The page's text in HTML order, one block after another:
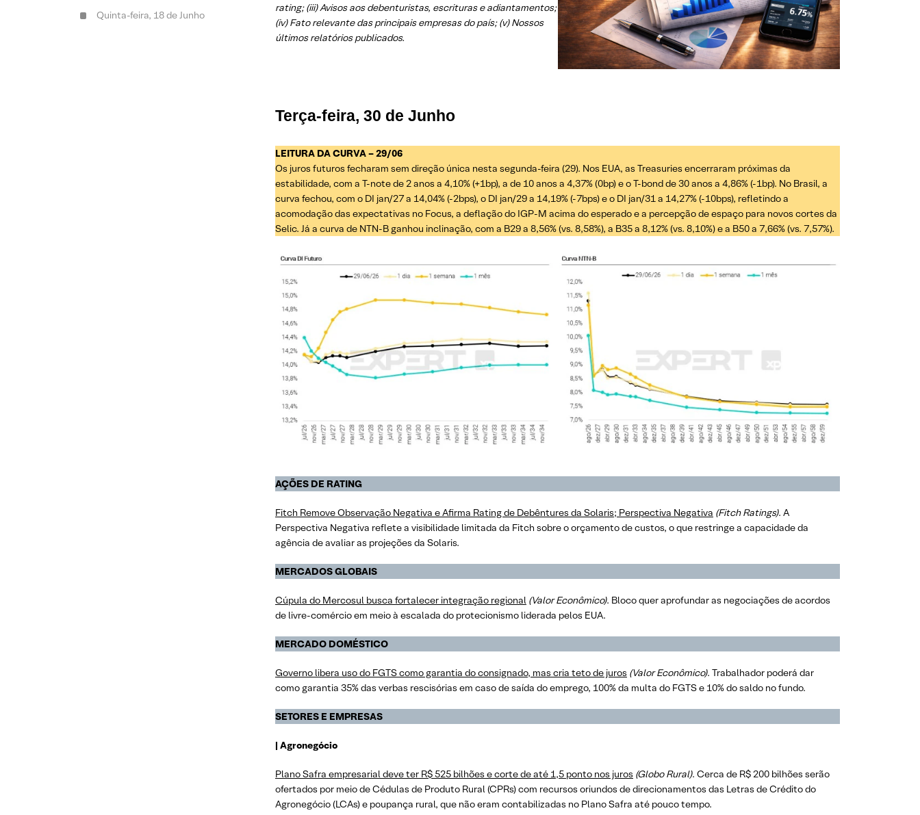
Quinta-feira, 18 de Junho
rating; (iii) Avisos aos debenturistas, escrituras e adiantamentos;
(iv) Fato relevante das principais empresas do país; (v) Nossos
últimos relatórios publicados.
Terça-feira, 30 de Junho
LEITURA DA CURVA – 29/06
Os juros futuros fecharam sem direção única nesta segunda-feira (29). Nos EUA, as Treasuries encerraram próximas da
estabilidade, com a T-note de 2 anos a 4,10% (+1bp), a de 10 anos a 4,37% (0bp) e o T-bond de 30 anos a 4,86% (-1bp). No Brasil, a
curva fechou, com o DI jan/27 a 14,04% (-2bps), o DI jan/29 a 14,19% (-7bps) e o DI jan/31 a 14,27% (-10bps), refletindo a
acomodação das expectativas no Focus, a deflação do IGP-M acima do esperado e a percepção de espaço para novos cortes da
Selic. Já a curva de NTN-B ganhou inclinação, com a B29 a 8,56% (vs. 8,58%), a B35 a 8,12% (vs. 8,10%) e a B50 a 7,66% (vs. 7,57%).
AÇÕES DE RATING
Fitch Remove Observação Negativa e Afirma Rating de Debêntures da Solaris; Perspectiva Negativa (Fitch Ratings). A
Perspectiva Negativa reflete a visibilidade limitada da Fitch sobre o orçamento de custos, o que restringe a capacidade da
agência de avaliar as projeções da Solaris.
MERCADOS GLOBAIS
Cúpula do Mercosul busca fortalecer integração regional (Valor Econômico). Bloco quer aprofundar as negociações de acordos
de livre-comércio em meio à escalada do protecionismo liderada pelos EUA.
MERCADO DOMÉSTICO
Governo libera uso do FGTS como garantia do consignado, mas cria teto de juros (Valor Econômico). Trabalhador poderá dar
como garantia 35% das verbas rescisórias em caso de saída do emprego, 100% da multa do FGTS e 10% do saldo no fundo.
SETORES E EMPRESAS
| Agronegócio
Plano Safra empresarial deve ter R$ 525 bilhões e corte de até 1,5 ponto nos juros (Globo Rural). Cerca de R$ 200 bilhões serão
ofertados por meio de Cédulas de Produto Rural (CPRs) com recursos oriundos de direcionamentos das Letras de Crédito do
Agronegócio (LCAs) e poupança rural, que não eram contabilizadas no Plano Safra até pouco tempo.